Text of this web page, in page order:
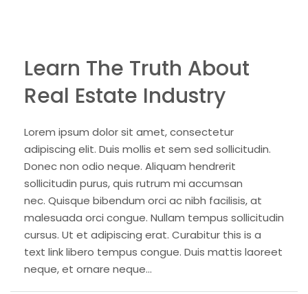
Learn The Truth About
Real Estate Industry
Lorem ipsum dolor sit amet, consectetur
adipiscing elit. Duis mollis et sem sed sollicitudin.
Donec non odio neque. Aliquam hendrerit
sollicitudin purus, quis rutrum mi accumsan
nec. Quisque bibendum orci ac nibh facilisis, at
malesuada orci congue. Nullam tempus sollicitudin
cursus. Ut et adipiscing erat. Curabitur this is a
text link libero tempus congue. Duis mattis laoreet
neque, et ornare neque...